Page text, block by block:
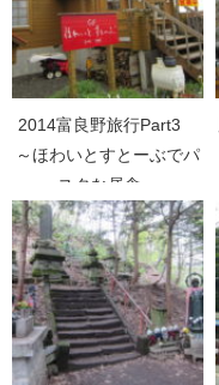
2014富良野旅行Part3
～ほわいとすとーぶでパ
スタな昼食～